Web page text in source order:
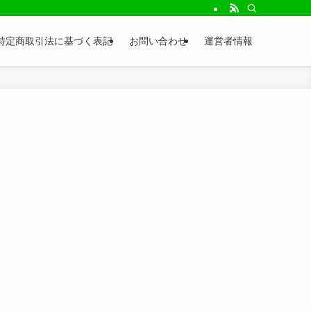
定商取引法に基づく表記 お問い合わせ 運営者情報